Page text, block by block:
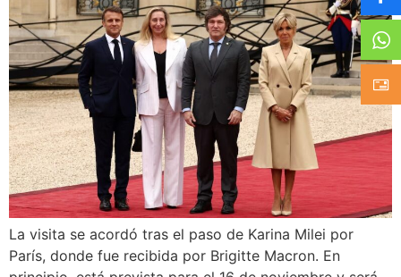
La visita se acordó tras el paso de Karina Milei por
París, donde fue recibida por Brigitte Macron. En